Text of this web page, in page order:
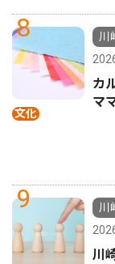
8
文化
川
カ
マ
9
川
川